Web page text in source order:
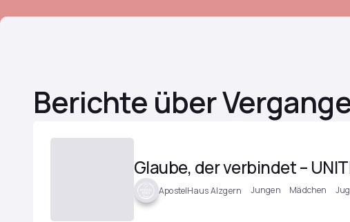
Berichte über
Glaube, der verbindet –
ApostelHaus Alzgern Jungen Mädchen